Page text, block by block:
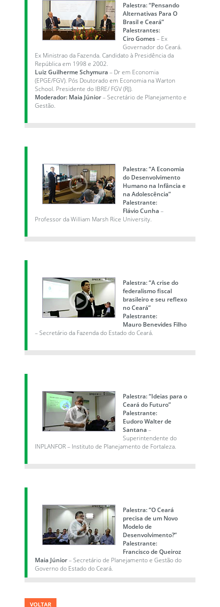
Palestra: “Pensando
Alternativas Para O
Brasil e Ceará”
Palestrantes:
Ciro Gomes– Ex
Governador do Ceará.
Ex Ministrao da Fazenda. Candidato à Presidência da
República em 1998 e 2002.
Luiz Guilherme Schymura – Dr em Economia
(EPGE/FGV). Pós Doutorado em Economia na Warton
School. Presidente do IBRE/ FGV (RJ).
Moderador: Maia Júnior– Secretário de Planejamento e
Gestão.
Palestra: “A Economia
do Desenvolvimento
Humano na Infância e
na Adolescência”
Palestrante:
Flávio Cunha –
Professor da William Marsh Rice University.
Palestra: “A crise do
federalismo fiscal
brasileiro e seu reflexo
no Ceará”
Palestrante:
Mauro Benevides Filho
– Secretário da Fazenda do Estado do Ceará.
Palestra: “Ideias para o
Ceará do Futuro”
Palestrante:
Eudoro Walter de
Santana –
Superintendente do
INPLANFOR – Instituto de Planejamento de Fortaleza.
Palestra: “O Ceará
precisa de um Novo
Modelo de
Desenvolvimento?”
Palestrante:
Francisco de Queiroz
Maia Júnior– Secretário de Planejamento e Gestão do
Governo do Estado do Ceará.